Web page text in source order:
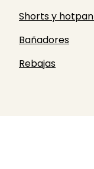
Shorts y
Bañadores
Rebajas